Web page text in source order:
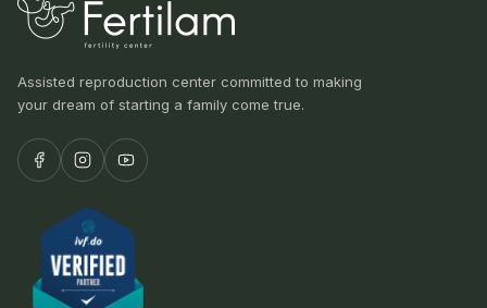
Assisted reproduction center committed to making
your dream of starting a family come true.